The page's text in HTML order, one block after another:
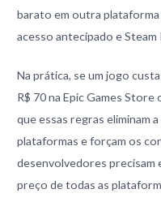
barato em outra plataforma
acesso antecipado e
Na prática, se um jogo
R$ 70 na Epic Games
que essas regras eliminam
plataformas e forçam os
desenvolvedores precisam
preço de todas as